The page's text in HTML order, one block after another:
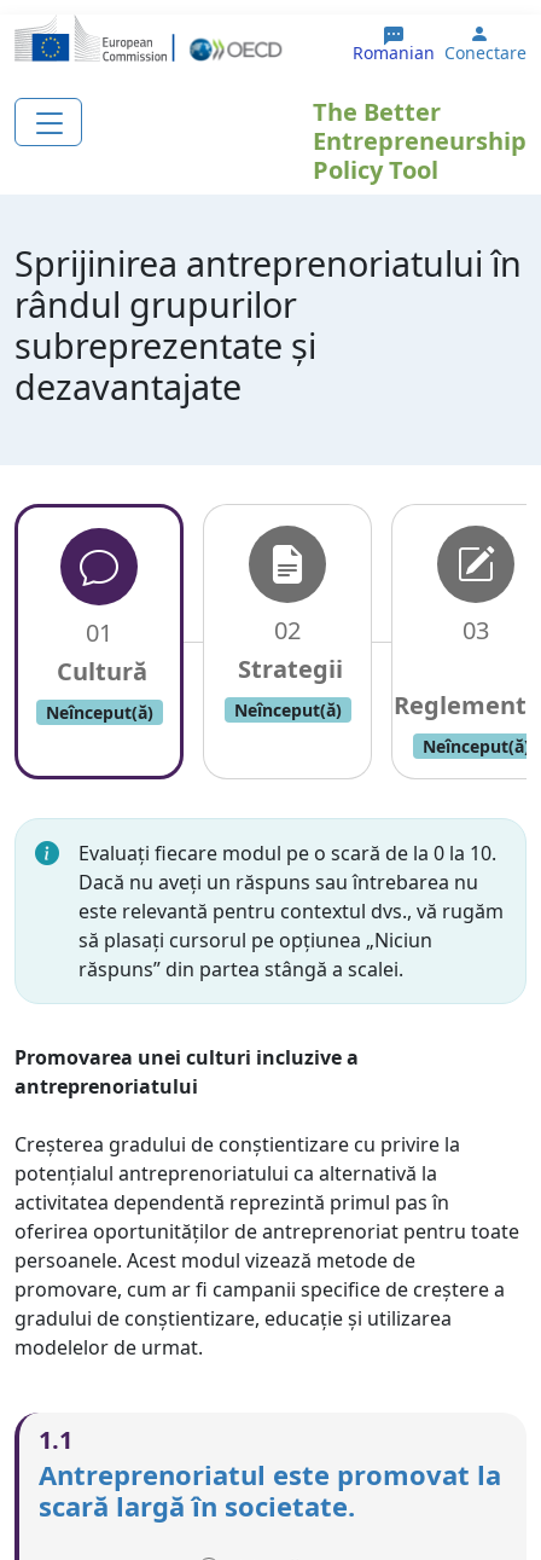
Sari la conținutul principal
Romanian User
Conectare
The Better
Entrepreneurship
Policy Tool
Sprijinirea antreprenoriatului în
rândul grupurilor
subreprezentate și
dezavantajate
01
Neînceput(ă)
02
Neînceput(ă)
03
Neînceput(ă)
Evaluați fiecare modul pe o scară de la 0 la 10.
Dacă nu aveți un răspuns sau întrebarea nu
este relevantă pentru contextul dvs., vă rugăm
să plasați cursorul pe opțiunea „Niciun
răspuns” din partea stângă a scalei.
Promovarea unei culturi incluzive a
antreprenoriatului
Creșterea gradului de conștientizare cu privire la
potențialul antreprenoriatului ca alternativă la
activitatea dependentă reprezintă primul pas în
oferirea oportunităților de antreprenoriat pentru toate
persoanele. Acest modul vizează metode de
promovare, cum ar fi campanii specifice de creștere a
gradului de conștientizare, educație și utilizarea
modelelor de urmat.
1.1
Antreprenoriatul este promovat la
scară largă în societate.